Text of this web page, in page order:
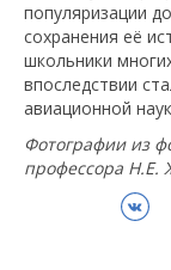
популяризации
сохранения её
школьники
впоследствии
авиационной
Фотографии из
профессора Н.Е.